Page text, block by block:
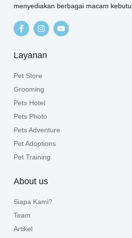
menyediakan berbagai macam
Layanan
Pet Store
Grooming
Pets Hotel
Pets Photo
Pets Adventure
Pet Adoptions
Pet Training
About us
Siapa Kami?
Team
Artikel